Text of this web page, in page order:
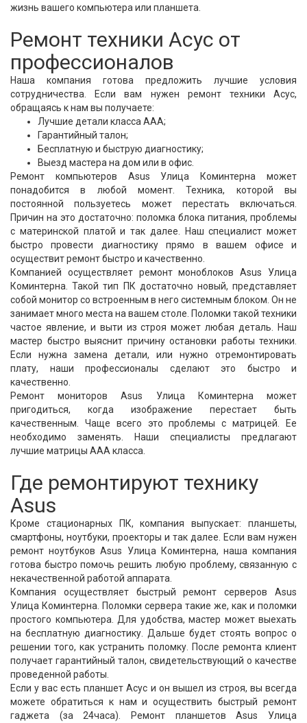
жизнь вашего компьютера или планшета.
Ремонт техники Асус от
профессионалов
Наша компания готова предложить лучшие условия
сотрудничества. Если вам нужен ремонт техники Асус,
обращаясь к нам вы получаете:
Лучшие детали класса ААА;
Гарантийный талон;
Бесплатную и быструю диагностику;
Выезд мастера на дом или в офис.
Ремонт компьютеров Asus Улица Коминтерна может
понадобится в любой момент. Техника, которой вы
постоянной пользуетесь может перестать включаться.
Причин на это достаточно: поломка блока питания, проблемы
с материнской платой и так далее. Наш специалист может
быстро провести диагностику прямо в вашем офисе и
осуществит ремонт быстро и качественно.
Компанией осуществляет ремонт моноблоков Asus Улица
Коминтерна. Такой тип ПК достаточно новый, представляет
собой монитор со встроенным в него системным блоком. Он не
занимает много места на вашем столе. Поломки такой техники
частое явление, и выти из строя может любая деталь. Наш
мастер быстро выяснит причину остановки работы техники.
Если нужна замена детали, или нужно отремонтировать
плату, наши профессионалы сделают это быстро и
качественно.
Ремонт мониторов Asus Улица Коминтерна может
пригодиться, когда изображение перестает быть
качественным. Чаще всего это проблемы с матрицей. Ее
необходимо заменять. Наши специалисты предлагают
лучшие матрицы ААА класса.
Где ремонтируют технику
Asus
Кроме стационарных ПК, компания выпускает: планшеты,
смартфоны, ноутбуки, проекторы и так далее. Если вам нужен
ремонт ноутбуков Asus Улица Коминтерна, наша компания
готова быстро помочь решить любую проблему, связанную с
некачественной работой аппарата.
Компания осуществляет быстрый ремонт серверов Asus
Улица Коминтерна. Поломки сервера такие же, как и поломки
простого компьютера. Для удобства, мастер может выехать
на бесплатную диагностику. Дальше будет стоять вопрос о
решении того, как устранить поломку. После ремонта клиент
получает гарантийный талон, свидетельствующий о качестве
проведенной работы.
Если у вас есть планшет Асус и он вышел из строя, вы всегда
можете обратиться к нам и осуществить быстрый ремонт
гаджета (за 24часа). Ремонт планшетов Asus Улица